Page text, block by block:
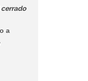
cerrado
a